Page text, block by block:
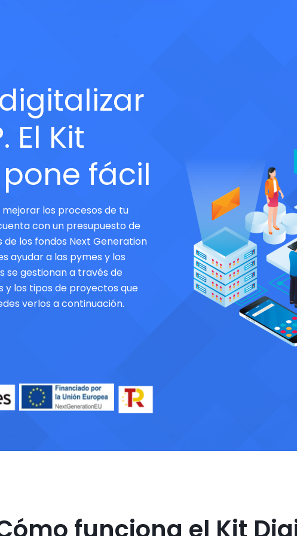
El Kit
fácil
los procesos de tu
con un presupuesto de
los fondos Next Generation
ayudar a las pymes y los
se gestionan a través de
y los tipos de proyectos que
verlos a continuación.